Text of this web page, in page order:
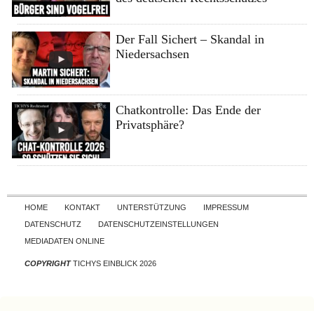
Der Fall Sichert – Skandal in
Niedersachsen
Chatkontrolle: Das Ende der
Privatsphäre?
Skip to content
HOME KONTAKT UNTERSTÜTZUNG
IMPRESSUM
DATENSCHUTZ
DATENSCHUTZEINSTELLUNGEN
MEDIADATEN ONLINE
COPYRIGHTTICHYS EINBLICK 2026